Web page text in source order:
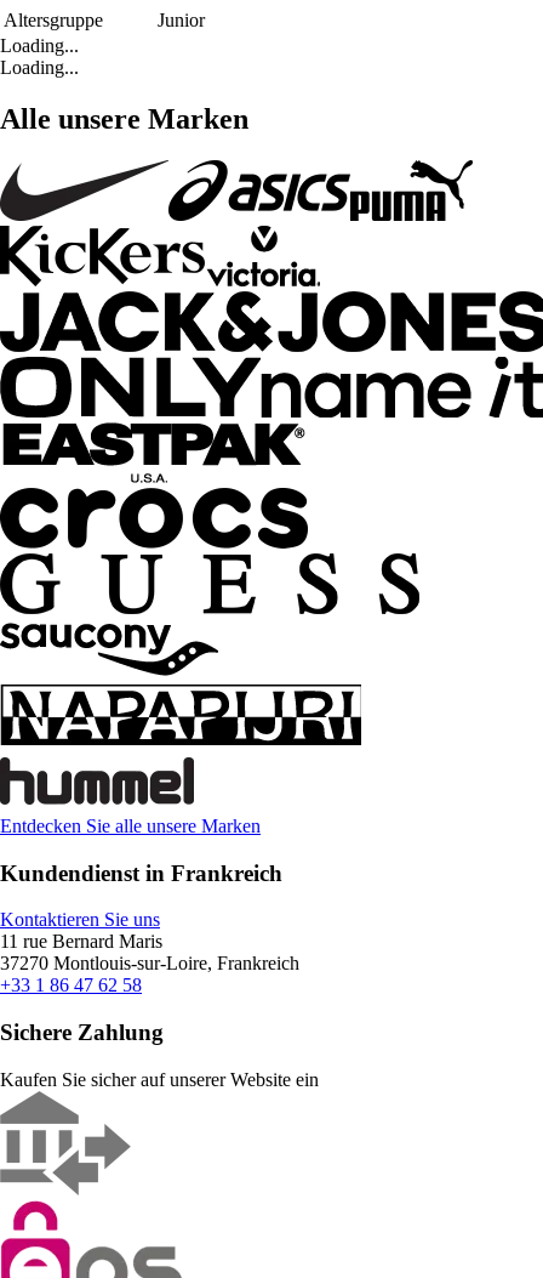
Altersgruppe
Junior
Loading...
Loading...
Alle unsere Marken
Entdecken Sie alle unsere Marken
Kundendienst in Frankreich
Kontaktieren Sie uns
11 rue Bernard Maris
37270 Montlouis-sur-Loire, Frankreich
+33 1 86 47 62 58
Sichere Zahlung
Kaufen Sie sicher auf unserer Website ein